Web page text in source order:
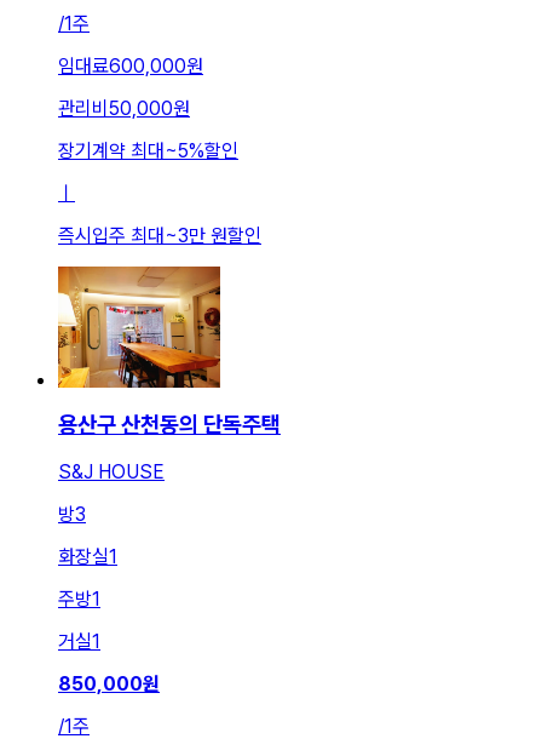
/1주
임대료600,000원
관리비 50,000원
장기계약 최대~5%할인
ㅣ
즉시입주 최대~3만 원할인
용산구 산천동의 단독주택
S&J HOUSE
방3
화장실1
주방1
거실1
850,000원
/1주